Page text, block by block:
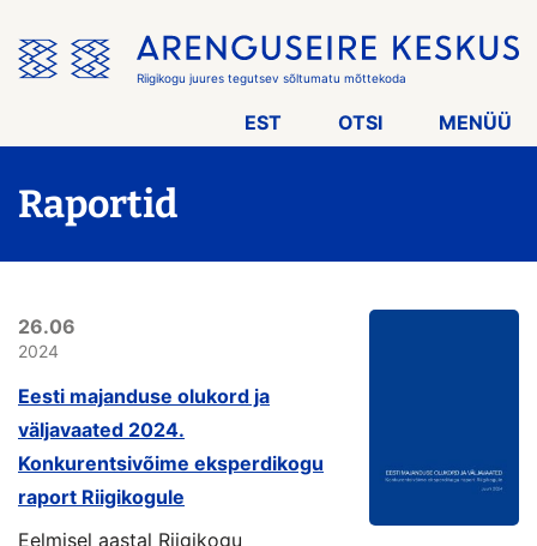
menüü
vahele
Riigikogu juures tegutsev sõltumatu mõttekoda
EST OTSI MENÜÜ
Raportid
26.06
2024
Eesti majanduse olukord ja
väljavaated 2024.
Konkurentsivõime eksperdikogu
raport Riigikogule
Eelmisel aastal Riigikogu